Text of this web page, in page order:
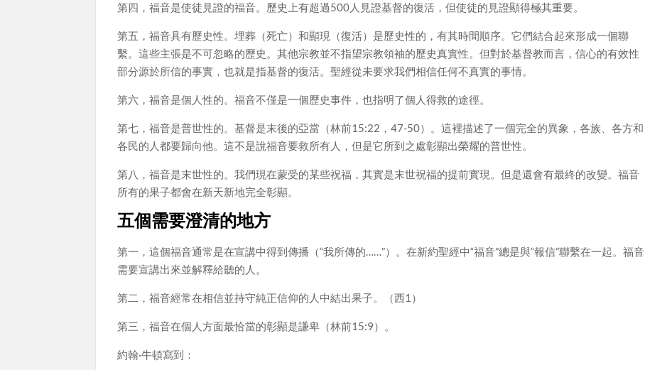
第四，福音是使徒見證的福音。歷史上有超過500人見證基督的復活，但使徒的見證顯得極其重要。
第五，福音具有歷史性。埋葬（死亡）和顯現（復活）是歷史性的，有其時間順序。它們結合起來形成一個聯
繫。這些主張是不可忽略的歷史。其他宗教並不指望宗教領袖的歷史真實性。但對於基督教而言，信心的有效性
部分源於所信的事實，也就是指基督的復活。聖經從未要求我們相信任何不真實的事情。
第六，福音是個人性的。福音不僅是一個歷史事件，也指明了個人得救的途徑。
第七，福音是普世性的。基督是末後的亞當（林前15:22，47-50）。這裡描述了一個完全的異象，各族、各方和
各民的人都要歸向他。這不是說福音要救所有人，但是它所到之處彰顯出榮耀的普世性。
第八，福音是末世性的。我們現在蒙受的某些祝福，其實是末世祝福的提前實現。但是還會有最終的改變。福音
所有的果子都會在新天新地完全彰顯。
五個需要澄清的地方
第一，這個福音通常是在宣講中得到傳播（“我所傳的……”）。在新約聖經中“福音”總是與“報信”聯繫在一起。福音
需要宣講出來並解釋給聽的人。
第二，福音經常在相信並持守純正信仰的人中結出果子。（西1）
第三，福音在個人方面最恰當的彰顯是謙卑（林前15:9）。
約翰·牛頓寫到：